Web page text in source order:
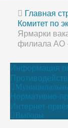
Главная
Комитет по
Ярмарки
филиала АО
Информация
Нормативно-
Интернет-
Выборы